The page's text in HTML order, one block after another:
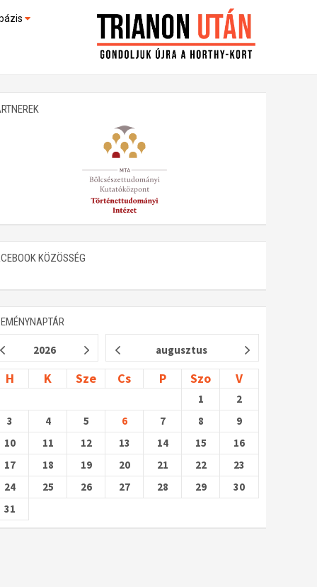
(feltöltés alatt)
KÖZÖSSÉG
2026 augusztus
H K Sze Cs P Szo V
1
2
3
4 5 6 7 8
9
10
11 12 13 14 15
16
17
18 19 20 21 22
23
24
25 26 27 28 29
30
31